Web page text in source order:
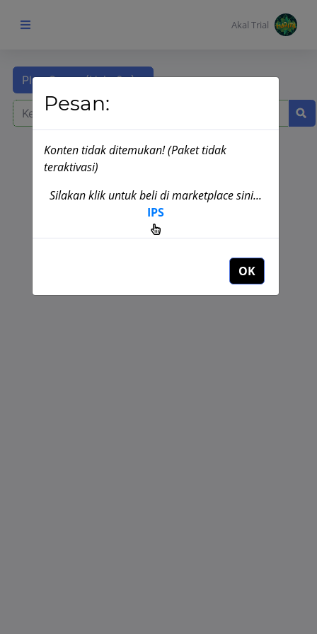
Beranda Anak
MENU
KONTEN
Pembelajaran
Akal Trial
Pesan:
Konten tidak ditemukan! (Paket tidak
teraktivasi)
Silakan klik untuk beli di marketplace sini...
IPS
OK
Play Group (Usia 2+)
Copyright © Akal Interaktif 2020